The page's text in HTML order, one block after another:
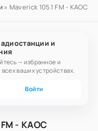
» Maverick 105.1 FM - KAOC
и
— избранное и
ваших устройствах.
Войти
- KAOC